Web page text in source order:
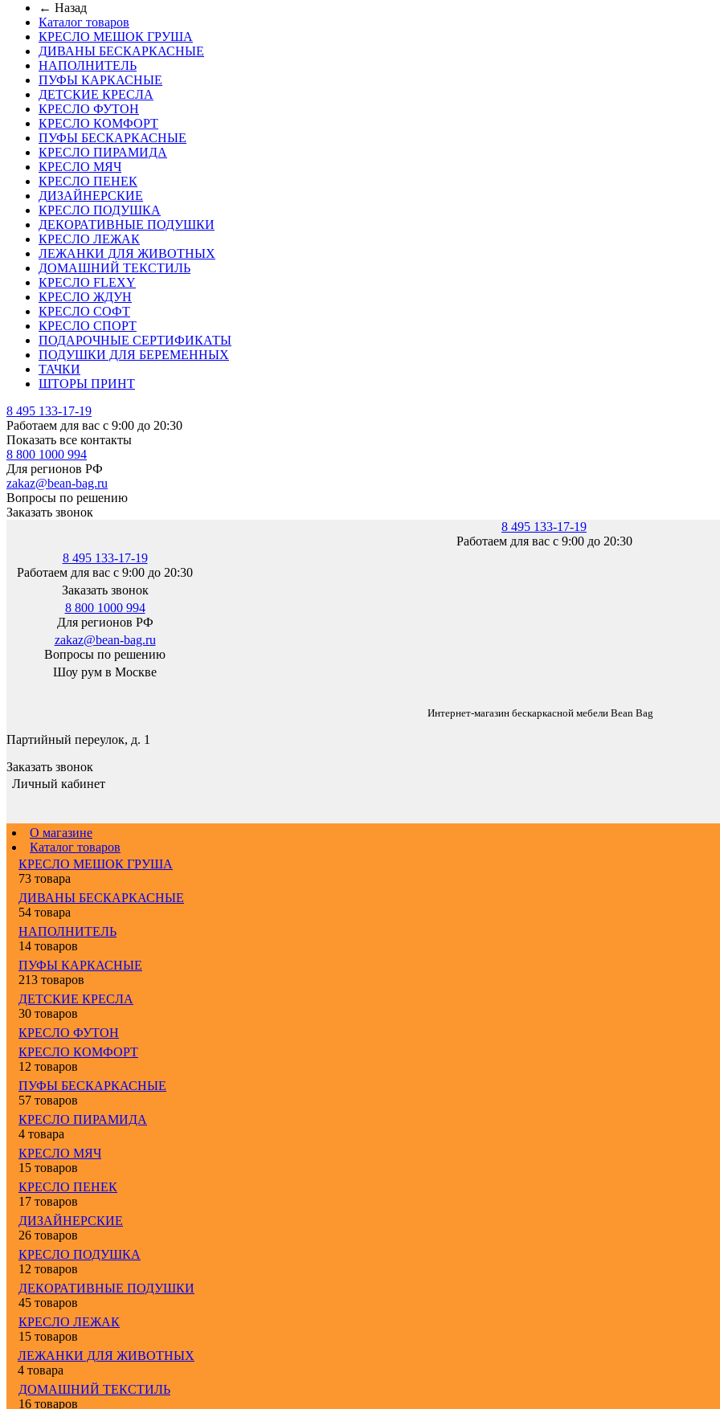
← Назад
Каталог товаров
КРЕСЛО МЕШОК ГРУША
ДИВАНЫ БЕСКАРКАСНЫЕ
НАПОЛНИТЕЛЬ
ПУФЫ КАРКАСНЫЕ
ДЕТСКИЕ КРЕСЛА
КРЕСЛО ФУТОН
КРЕСЛО КОМФОРТ
ПУФЫ БЕСКАРКАСНЫЕ
КРЕСЛО ПИРАМИДА
КРЕСЛО МЯЧ
КРЕСЛО ПЕНЕК
ДИЗАЙНЕРСКИЕ
КРЕСЛО ПОДУШКА
ДЕКОРАТИВНЫЕ ПОДУШКИ
КРЕСЛО ЛЕЖАК
ЛЕЖАНКИ ДЛЯ ЖИВОТНЫХ
ДОМАШНИЙ ТЕКСТИЛЬ
КРЕСЛО FLEXY
КРЕСЛО ЖДУН
КРЕСЛО СОФТ
КРЕСЛО СПОРТ
ПОДАРОЧНЫЕ СЕРТИФИКАТЫ
ПОДУШКИ ДЛЯ БЕРЕМЕННЫХ
ТАЧКИ
ШТОРЫ ПРИНТ
8 495 133-17-19
Работаем для вас с 9:00 до 20:30
Показать все контакты
8 800 1000 994
Для регионов РФ
zakaz@bean-bag.ru
Вопросы по решению
Заказать звонок
8 495 133-17-19
Работаем для вас с 9:00 до 20:30
8 495 133-17-19
Работаем для вас с 9:00 до 20:30
Заказать звонок
8 800 1000 994
Для регионов РФ
zakaz@bean-bag.ru
Вопросы по решению
Шоу рум в Москве
Интернет-магазин бескаркасной мебели Bean Bag
Партийный переулок, д. 1
Заказать звонок
Личный кабинет
О магазине
Каталог товаров
КРЕСЛО МЕШОК ГРУША
73 товара
ДИВАНЫ БЕСКАРКАСНЫЕ
54 товара
НАПОЛНИТЕЛЬ
14 товаров
ПУФЫ КАРКАСНЫЕ
213 товаров
ДЕТСКИЕ КРЕСЛА
30 товаров
КРЕСЛО ФУТОН
КРЕСЛО КОМФОРТ
12 товаров
ПУФЫ БЕСКАРКАСНЫЕ
57 товаров
КРЕСЛО ПИРАМИДА
4 товара
КРЕСЛО МЯЧ
15 товаров
КРЕСЛО ПЕНЕК
17 товаров
ДИЗАЙНЕРСКИЕ
26 товаров
КРЕСЛО ПОДУШКА
12 товаров
ДЕКОРАТИВНЫЕ ПОДУШКИ
45 товаров
КРЕСЛО ЛЕЖАК
15 товаров
ЛЕЖАНКИ ДЛЯ ЖИВОТНЫХ
4 товара
ДОМАШНИЙ ТЕКСТИЛЬ
16 товаров